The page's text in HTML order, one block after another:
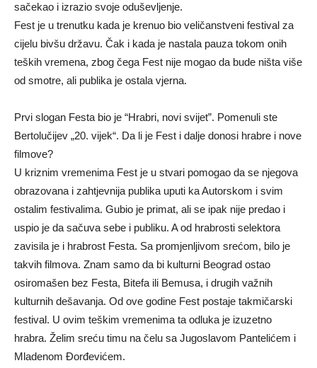
sačekao i izrazio svoje oduševljenje.
Fest je u trenutku kada je krenuo bio veličanstveni festival za
cijelu bivšu državu. Čak i kada je nastala pauza tokom onih
teških vremena, zbog čega Fest nije mogao da bude ništa više
od smotre, ali publika je ostala vjerna.
Prvi slogan Festa bio je “Hrabri, novi svijet”. Pomenuli ste
Bertolučijev „20. vijek“. Da li je Fest i dalje donosi hrabre i nove
filmove?
U kriznim vremenima Fest je u stvari pomogao da se njegova
obrazovana i zahtjevnija publika uputi ka Autorskom i svim
ostalim festivalima. Gubio je primat, ali se ipak nije predao i
uspio je da sačuva sebe i publiku. A od hrabrosti selektora
zavisila je i hrabrost Festa. Sa promjenljivom srećom, bilo je
takvih filmova. Znam samo da bi kulturni Beograd ostao
osiromašen bez Festa, Bitefa ili Bemusa, i drugih važnih
kulturnih dešavanja. Od ove godine Fest postaje takmičarski
festival. U ovim teškim vremenima ta odluka je izuzetno
hrabra. Želim sreću timu na čelu sa Jugoslavom Pantelićem i
Mladenom Đorđevićem.